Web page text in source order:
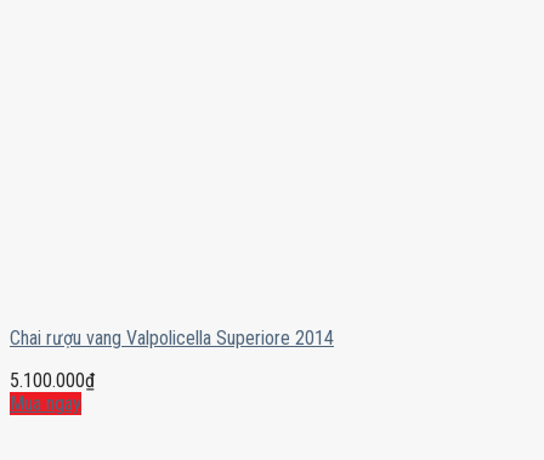
Chai rượu vang Valpolicella Superiore 2014
5.100.000₫
Mua ngay